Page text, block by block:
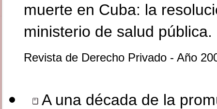
muerte en Cuba: la
ministerio de salud
Revista de Derecho Privado - Año
A una década de la